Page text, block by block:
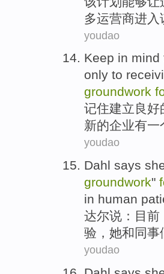
多运营商进入
youdao
Keep in mind
only to
groundwork
记住建立 良好
新的企业有一
youdao
Dahl says
groundwork"
in human
达尔说： 目前
验 ， 她和 同事
youdao